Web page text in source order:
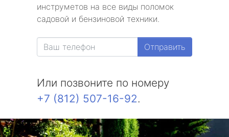
инструметов на все виды поломок
садовой и бензиновой техники.
Отправить
Или позвоните по номеру
+7 (812) 507-16-92.